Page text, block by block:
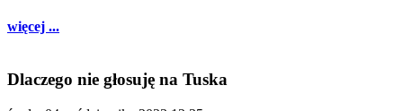
więcej ...
Dlaczego nie głosuję na Tuska